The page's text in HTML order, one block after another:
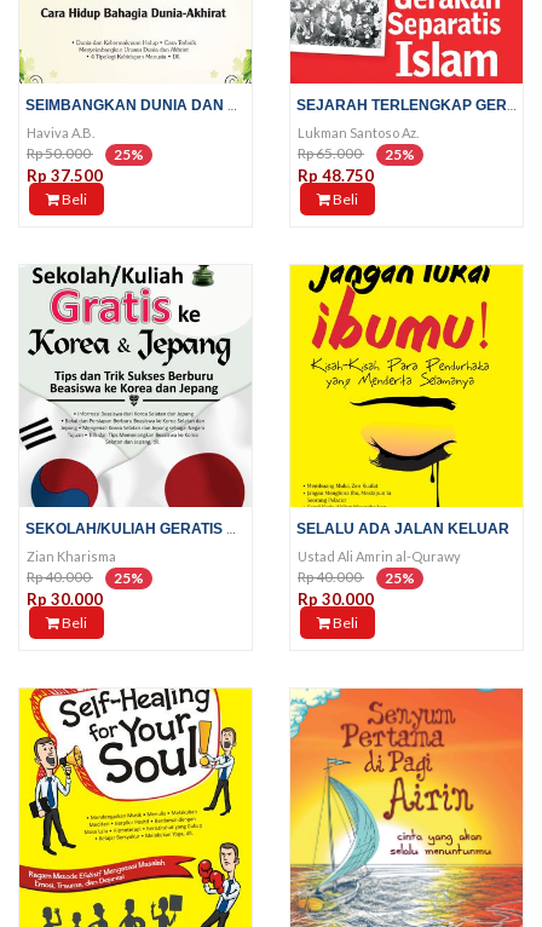
Haviva A.B.
Rp 50.000 25%
Rp 37.500
Beli
Lukman Santoso Az.
Rp 65.000 25%
Rp 48.750
Beli
Zian Kharisma
Rp 40.000 25%
Rp 30.000
Beli
SELALU ADA JALAN KELUAR
Ustad Ali Amrin al-Qurawy
Rp 40.000 25%
Rp 30.000
Beli